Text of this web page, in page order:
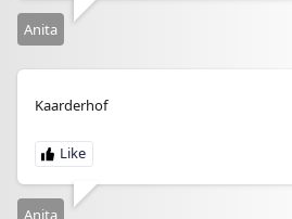
Anita
Kaarderhof
Anita